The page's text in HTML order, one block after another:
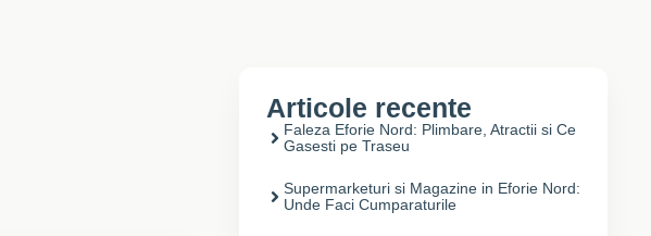
Articole recente
Faleza Eforie Nord: Plimbare, Atractii si Ce
Gasesti pe Traseu
Supermarketuri si Magazine in Eforie Nord:
Unde Faci Cumparaturile